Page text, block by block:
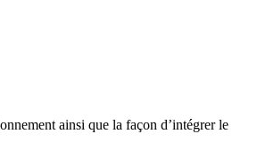
ainsi que la façon d’intégrer le